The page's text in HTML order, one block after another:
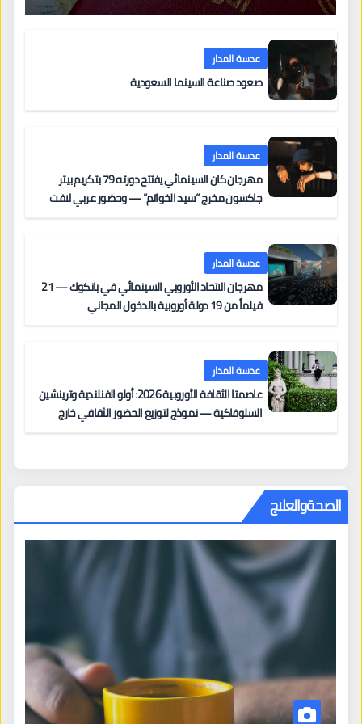
عدسة المدار
صعود صناعة السينما السعودية
عدسة المدار
مهرجان كان السينمائي يفتتح دورته 79 بتكريم بيتر
جاكسون مخرج “سيد الخواتم” — وحضور عربي لافت
عدسة المدار
مهرجان الاتحاد الأوروبي السينمائي في بانكوك — 21
فيلماً من 19 دولة أوروبية بالدخول المجاني
عدسة المدار
عاصمتا الثقافة الأوروبية 2026: أولو الفنلندية وترينشين
السلوفاكية — نموذج لتوزيع الحضور الثقافي خارج
الصحةوالعلاج